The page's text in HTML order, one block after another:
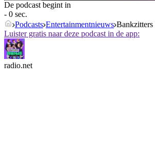
De podcast begint in
- 0 sec.
Podcasts Entertainmentnieuws Bankzitters
Luister gratis naar deze podcast in de app:
radio.net